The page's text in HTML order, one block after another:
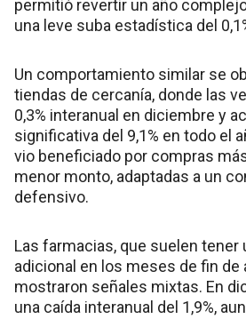
permitió revertir un año
una leve suba estadística del
Un comportamiento similar se
tiendas de cercanía, donde las
0,3% interanual en diciembre y
significativa del 9,1% en todo el
vio beneficiado por compras
menor monto, adaptadas a un
defensivo.
Las farmacias, que suelen tener
adicional en los meses de fin de
mostraron señales mixtas. En
una caída interanual del 1,9%,